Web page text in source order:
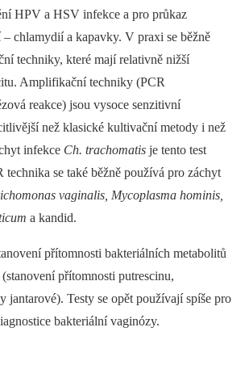
HPV a HSV infekce a pro průkaz
chlamydií a kapavky. V praxi se běžně
techniky, které mají relativně nižší
Amplifikační techniky (PCR
reakce) jsou vysoce senzitivní
než klasické kultivační metody i než
infekce Ch. trachomatis je tento test
se také běžně používá pro záchyt
vaginalis, Mycoplasma hominis,
a kandid.
přítomnosti bakteriálních metabolitů
přítomnosti putrescinu,
jantarové). Testy se opět používají spíše pro
bakteriální vaginózy.